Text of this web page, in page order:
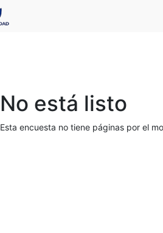
No está listo
Esta encuesta no tiene páginas por el